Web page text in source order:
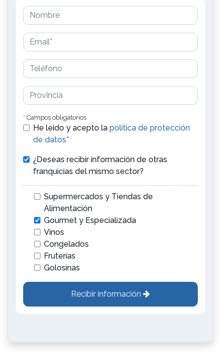
* Campos obligatorios
He leído y acepto la política de protección
de datos*
¿Deseas recibir información de otras
franquicias del mismo sector?
Supermercados y Tiendas de
Alimentación
Gourmet y Especializada
Vinos
Congelados
Fruterías
Golosinas
Recibir información